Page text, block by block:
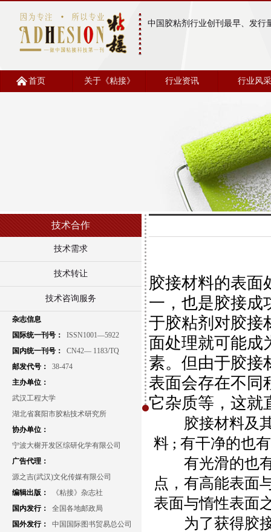
中国胶粘剂行业创刊最早、发行
首页 关于《粘接》 行业资讯 行业风采
技术合作
技术需求
技术转让
技术咨询服务
杂志信息
国际统一刊号：
ISSN1001—5922
国内统一刊号：
CN42— 1183/TQ
邮发代号：
38-474
主办单位：
武汉工程大学
湖北省襄阳市胶粘技术研究所
协办单位：
宁波大榭开发区综研化学有限公司
广告代理：
源之吉(武汉)文化传媒有限公司
编辑出版：
《粘接》杂志社
国内发行：
全国各地邮政局
国外发行：
中国国际图书贸易总公司
胶接材料的表面
一，也是胶接成
于胶粘剂对胶接
面处理就可能成
素。但由于胶接
表面会存在不同
它杂质等，这就
胶接材料及
料 ; 有干净的也
有光滑的也
点，有高能表面
表面与惰性表面
为了获得胶